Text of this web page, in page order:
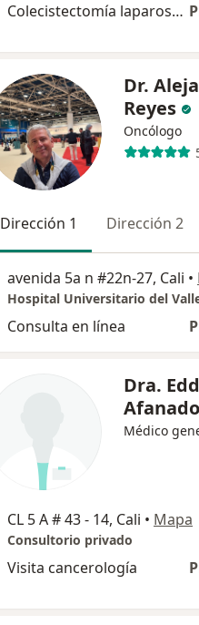
Colecistectomía laparoscópica
Dr.
Reyes
Oncólogo
Dirección 1 Dirección 2
avenida 5a n #22n‐27, Cali •
Hospital Universitario del
Consulta en línea
Dra.
Médico
CL 5 A # 43 ‐ 14, Cali • Mapa
Consultorio privado
Visita cancerología